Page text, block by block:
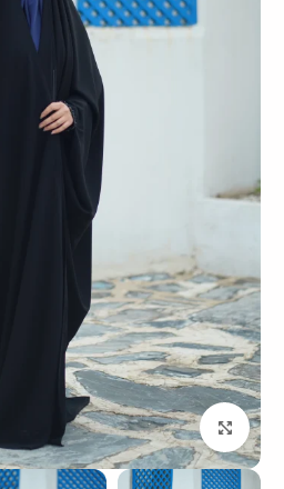
بزرگنمایی تصویر